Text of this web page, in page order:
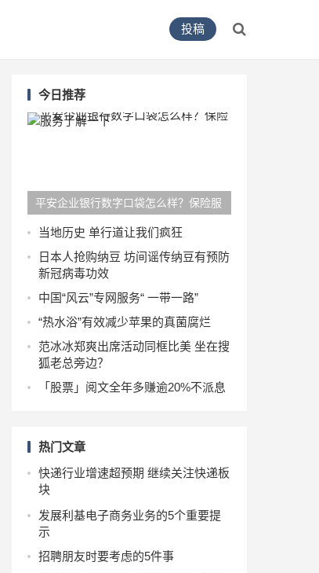
投稿
今日推荐
平安企业银行数字口袋怎么样？保险服
务了解一下
当地历史 单行道让我们疯狂
日本人抢购纳豆 坊间谣传纳豆有预防
新冠病毒功效
中国“风云”专网服务“ 一带一路”
“热水浴”有效减少苹果的真菌腐烂
范冰冰郑爽出席活动同框比美 坐在搜
狐老总旁边？
「股票」阅文全年多赚逾20%不派息
热门文章
快递行业增速超预期 继续关注快递板
块
发展利基电子商务业务的5个重要提
示
招聘朋友时要考虑的5件事